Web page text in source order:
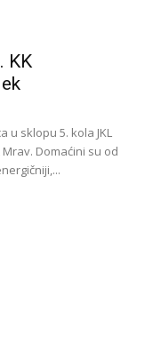
KK
u sklopu 5. kola JKL
Domaćini su od